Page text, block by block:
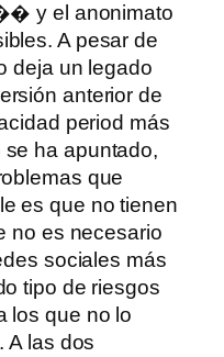
y el anonimato
A pesar de
deja un legado
anterior de
period más
ha apuntado,
que
es que no tienen
no es necesario
sociales más
tipo de riesgos
los que no lo
A las dos